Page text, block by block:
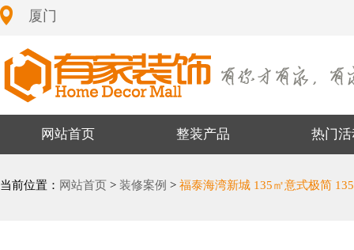
厦门
网站首页 整装产品 热门活
当前位置： 网站首页 > 装修案例 > 福泰海湾新城 135㎡意式极简